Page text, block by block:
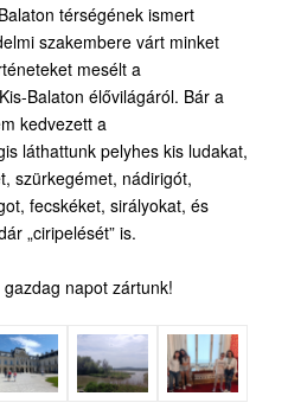
térségének ismert
szakembere várt minket
mesélt a
Balaton élővilágáról. Bár a
kedvezett a
láthattunk pelyhes kis ludakat,
szürkegémet, nádirigót,
fecskéket, sirályokat, és
„ciripelését” is.
napot zártunk!